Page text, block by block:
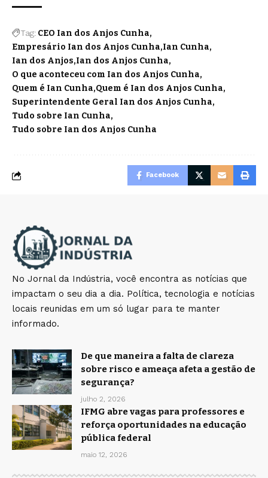
Tag: CEO Ian dos Anjos Cunha
Empresário Ian dos Anjos Cunha Ian Cunha
Ian dos Anjos Ian dos Anjos Cunha
O que aconteceu com Ian dos Anjos Cunha
Quem é Ian Cunha Quem é Ian dos Anjos Cunha
Superintendente Geral Ian dos Anjos Cunha
Tudo sobre Ian Cunha
Tudo sobre Ian dos Anjos Cunha
Facebook
No Jornal da Indústria, você encontra as notícias que
impactam o seu dia a dia. Política, tecnologia e notícias
locais reunidas em um só lugar para te manter
informado.
De que maneira a falta de clareza
sobre risco e ameaça afeta a gestão de
segurança?
julho 2, 2026
IFMG abre vagas para professores e
reforça oportunidades na educação
pública federal
maio 12, 2026